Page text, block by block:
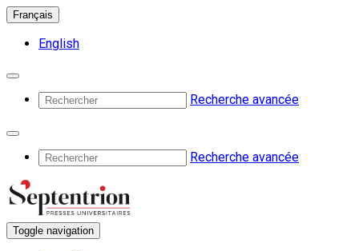
Français
English
Recherche avancée
Recherche avancée
Toggle navigation